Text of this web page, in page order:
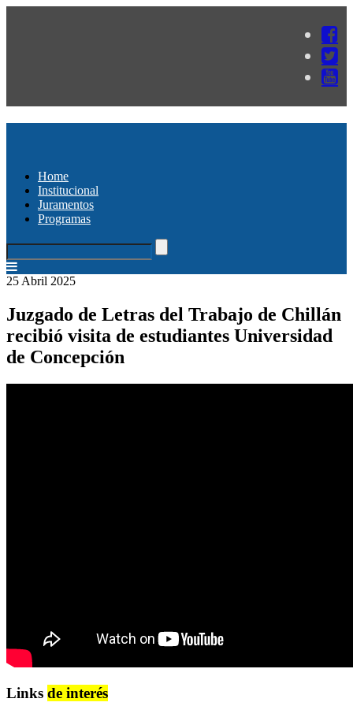
Home
Institucional
Juramentos
Programas
25 Abril 2025
Juzgado de Letras del Trabajo de Chillán
recibió visita de estudiantes Universidad
de Concepción
Links de interés